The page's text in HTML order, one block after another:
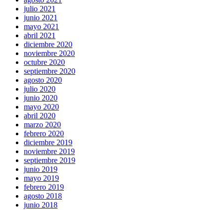
julio 2021
junio 2021
mayo 2021
abril 2021
diciembre 2020
noviembre 2020
octubre 2020
septiembre 2020
agosto 2020
julio 2020
junio 2020
mayo 2020
abril 2020
marzo 2020
febrero 2020
diciembre 2019
noviembre 2019
septiembre 2019
junio 2019
mayo 2019
febrero 2019
agosto 2018
junio 2018